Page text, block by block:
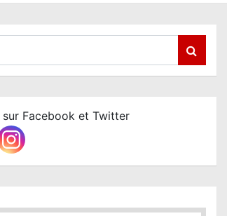
sur Facebook et Twitter